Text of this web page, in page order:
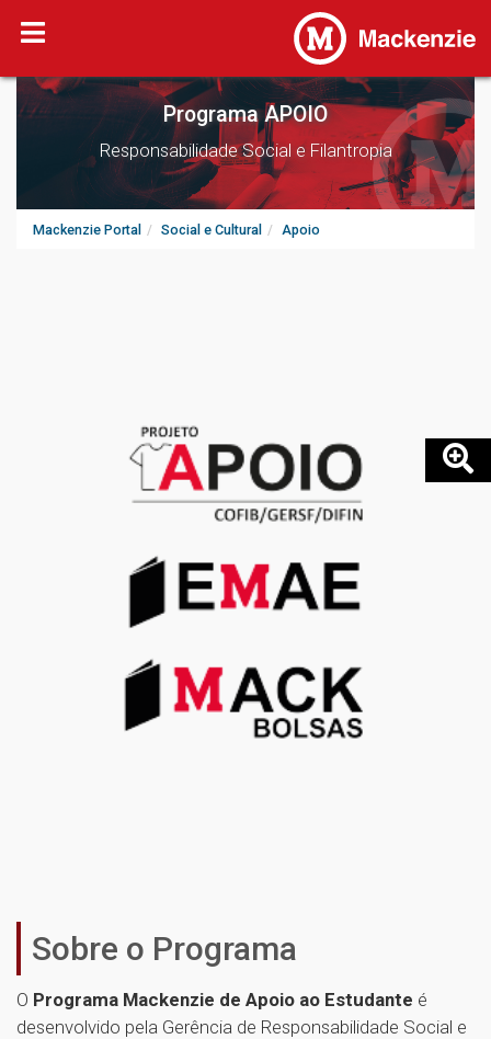
Programa APOIO
Responsabilidade Social e Filantropia
Mackenzie Portal Social e Cultural Apoio
Sobre o Programa
O Programa Mackenzie de Apoio ao Estudante é
desenvolvido pela Gerência de Responsabilidade Social e